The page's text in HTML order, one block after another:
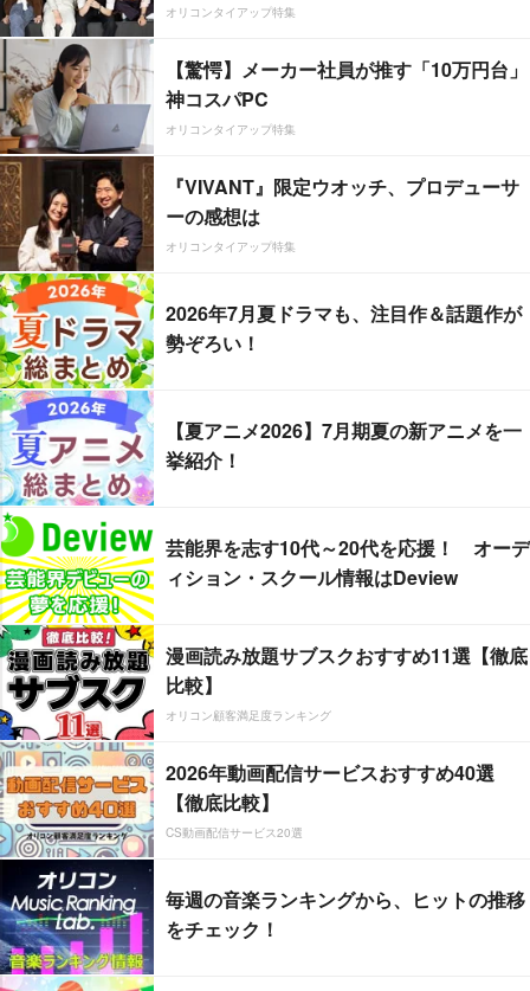
オリコンタイアップ特集
【驚愕】メーカー社員が推す「10万円台」
神コスパPC
オリコンタイアップ特集
『VIVANT』限定ウオッチ、プロデューサ
ーの感想は
オリコンタイアップ特集
2026年7月夏ドラマも、注目作＆話題作が
勢ぞろい！
【夏アニメ2026】7月期夏の新アニメを一
挙紹介！
芸能界を志す10代～20代を応援！ オーデ
ィション・スクール情報はDeview
漫画読み放題サブスクおすすめ11選【徹底
比較】
オリコン顧客満足度ランキング
2026年動画配信サービスおすすめ40選
【徹底比較】
CS動画配信サービス20選
毎週の音楽ランキングから、ヒットの推移
をチェック！